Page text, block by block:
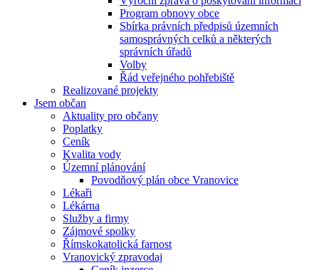
Program obnovy obce
Sbírka právních předpisů územních
samosprávných celků a některých
správních úřadů
Volby
Řád veřejného pohřebiště
Realizované projekty
Jsem občan
Aktuality pro občany
Poplatky
Ceník
Kvalita vody
Územní plánování
Povodňový plán obce Vranovice
Lékaři
Lékárna
Služby a firmy
Zájmové spolky
Římskokatolická farnost
Vranovický zpravodaj